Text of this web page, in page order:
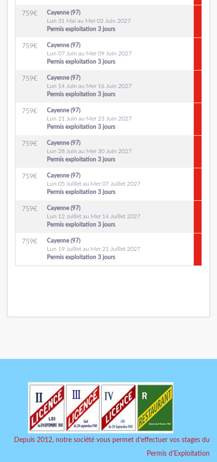
759€
Cayenne (97)
Lun 31 Mai au Mer 02 Juin 2027
Permis exploitation 3 jours
759€
Cayenne (97)
Lun 07 Juin au Mer 09 Juin 2027
Permis exploitation 3 jours
759€
Cayenne (97)
Lun 14 Juin au Mer 16 Juin 2027
Permis exploitation 3 jours
759€
Cayenne (97)
Lun 21 Juin au Mer 23 Juin 2027
Permis exploitation 3 jours
759€
Cayenne (97)
Lun 28 Juin au Mer 30 Juin 2027
Permis exploitation 3 jours
759€
Cayenne (97)
Lun 05 Juillet au Mer 07 Juillet 2027
Permis exploitation 3 jours
759€
Cayenne (97)
Lun 12 Juillet au Mer 14 Juillet 2027
Permis exploitation 3 jours
759€
Cayenne (97)
Lun 19 Juillet au Mer 21 Juillet 2027
Permis exploitation 3 jours
Depuis 2012, notre société vous permet d'effectuer vos stages du
Permis d'Exploitation